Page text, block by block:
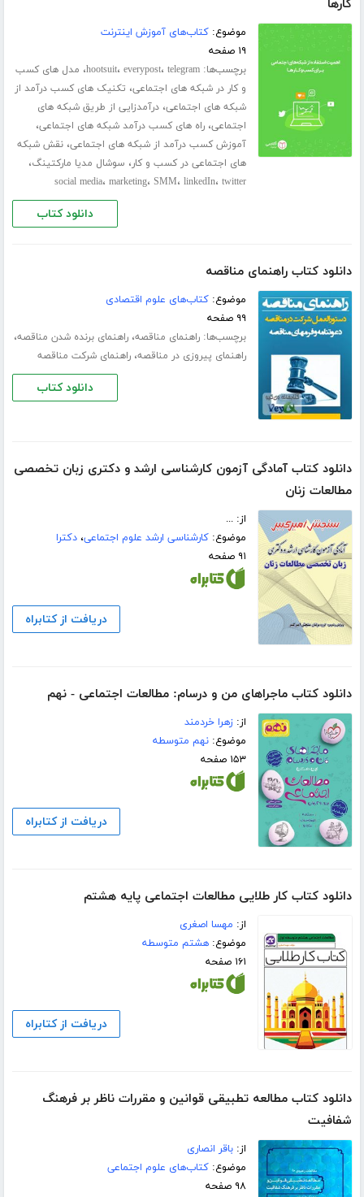
کارها
موضوع:کتاب‌های آموزش اینترنت
۱۹ صفحه
برچسب‌ها:
hootsuit، everypost، telegram ، مدل های کسب
و کار در شبکه های اجتماعی، تکنیک های کسب درآمد از
شبکه های اجتماعی،درآمدزایی از طریق شبکه های
اجتماعی،راه های کسب درآمد شبکه های اجتماعی،
آموزش کسب درآمد از شبکه های اجتماعی،نقش شبکه
های اجتماعی در کسب و کار، سوشال مدیا مارکتینگ،
social media، marketing، SMM، linkedIn، twitter
دانلود کتاب
دانلود کتاب راهنمای مناقصه
موضوع:کتاب‌های علوم اقتصادی
۹۹ صفحه
برچسب‌ها:راهنمای مناقصه،راهنمای برنده شدن مناقصه،
راهنمای پیروزی در مناقصه،راهنمای شرکت مناقصه
دانلود کتاب
دانلود کتاب آمادگی آزمون کارشناسی ارشد و دکتری زبان تخصصی
مطالعات زنان
از: ...
موضوع:کارشناسی ارشد علوم اجتماعی،دکترا
۹۱ صفحه
دریافت از کتابراه
دانلود کتاب ماجراهای من و درسام: مطالعات اجتماعی - نهم
از:زهرا خردمند
موضوع:نهم متوسطه
۱۵۳ صفحه
دریافت از کتابراه
دانلود کتاب کار طلایی مطالعات اجتماعی پایه هشتم
از: مهسا اصغری
موضوع:هشتم متوسطه
۱۶۱ صفحه
دریافت از کتابراه
دانلود کتاب مطالعه تطبیقی قوانین و مقررات ناظر بر فرهنگ
شفافیت
از:باقر انصاری
موضوع:کتاب‌های علوم اجتماعی
۹۸ صفحه